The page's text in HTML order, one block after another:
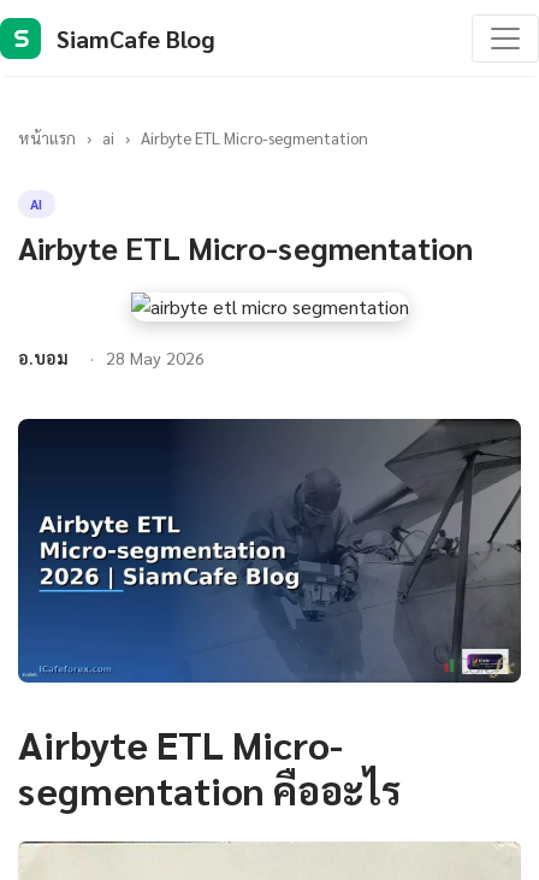
S SiamCafe Blog
หน้าแรก › ai › Airbyte ETL Micro-segmentation
AI
Airbyte ETL Micro-segmentation
อ.บอม 28 May 2026
Airbyte ETL Micro-
segmentation คืออะไร